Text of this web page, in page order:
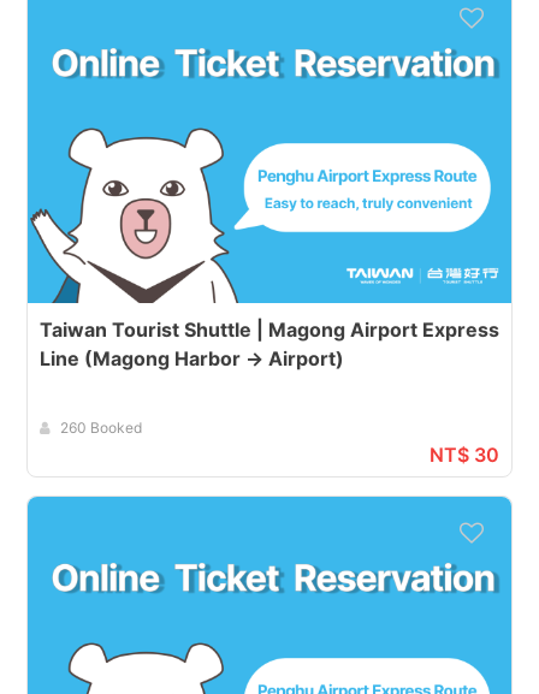
Taiwan Tourist Shuttle | Magong Airport Express
Line (Magong Harbor → Airport)
260 Booked
NT$ 30